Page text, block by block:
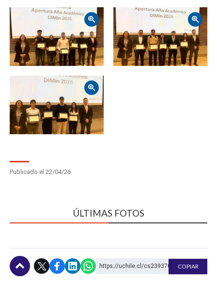
Zoom
Publicado el 22/04/26
ÚLTIMAS FOTOS
https://uchile.cl/cs239370 COPIAR